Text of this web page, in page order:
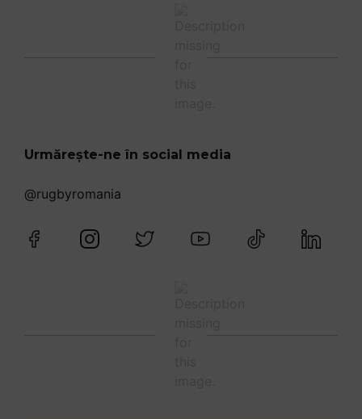
Urmărește-ne în social media
@rugbyromania